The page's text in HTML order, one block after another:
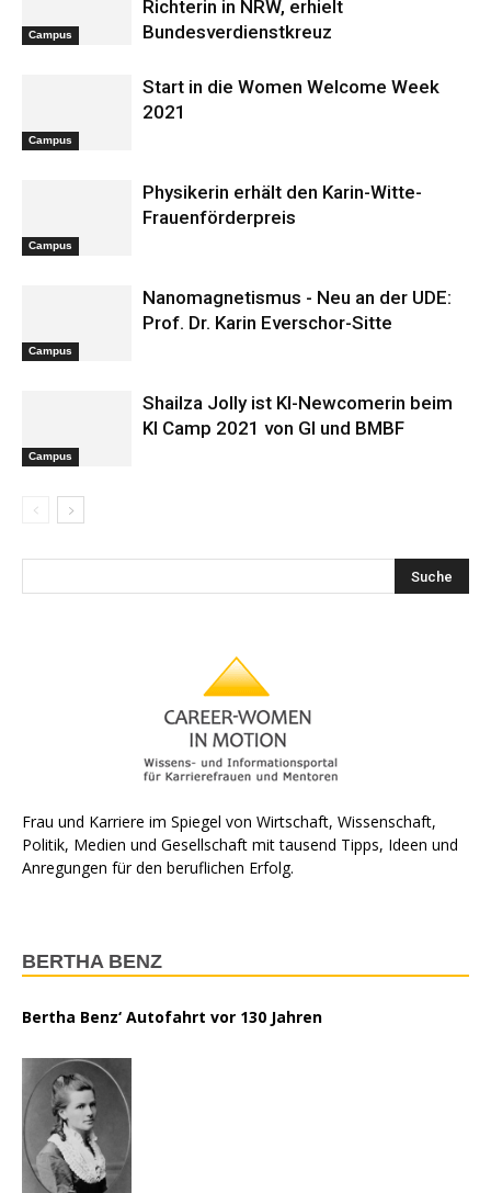
Campus
Richterin in NRW, erhielt
Bundesverdienstkreuz
Campus
Start in die Women Welcome Week
2021
Campus
Physikerin erhält den Karin-Witte-
Frauenförderpreis
Campus
Nanomagnetismus - Neu an der UDE:
Prof. Dr. Karin Everschor-Sitte
Campus
Shailza Jolly ist KI-Newcomerin beim
KI Camp 2021 von GI und BMBF
Frau und Karriere im Spiegel von Wirtschaft, Wissenschaft,
Politik, Medien und Gesellschaft mit tausend Tipps, Ideen und
Anregungen für den beruflichen Erfolg.
BERTHA BENZ
Bertha Benz‘ Autofahrt vor 130 Jahren